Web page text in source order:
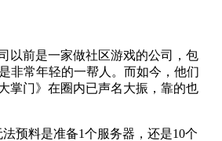
以前是一家做社区游戏的公司，包
非常年轻的一帮人。而如今，他们
掌门》在圈内已声名大振，靠的也
预料是准备1个服务器，还是10个